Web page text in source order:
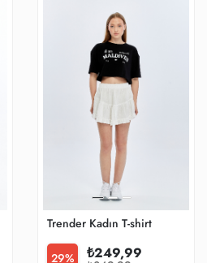
2499 Müslim
Trender Kadın T-shirt
29% ₺249,99